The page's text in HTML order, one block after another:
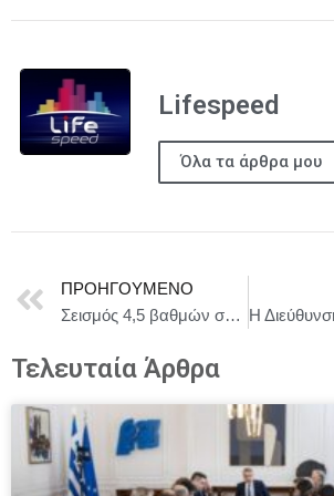
Lifespeed
Όλα τα άρθρα μου
ΠΡΟΗΓΟΎΜΕΝΟ
Σεισμός 4,5 βαθμών στη Ζάκυνθο
Τελευταία Άρθρα